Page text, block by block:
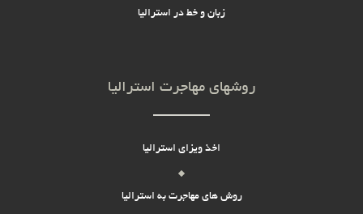
زبان و خط در استرالیا
روشهای مهاجرت استرالیا
اخذ ویزای استرالیا
روش های مهاجرت به استرالیا